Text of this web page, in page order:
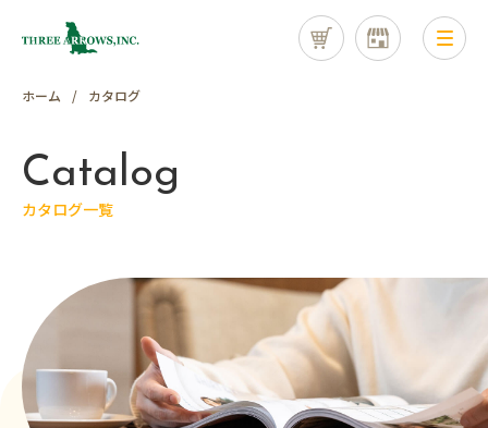
ホーム カタログ
Catalog
カタログ一覧